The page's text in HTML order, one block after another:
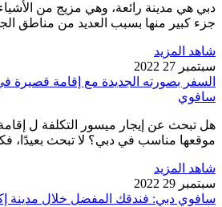
دبي هي مدينة رائعة، وهي مزيج من
جزء كبير منها بسبب العديد من مناطق
شاهد المزيد
سبتمبر 27 2022
السفر بصورته الجديدة مع إقامة قصيرة
سافوي
هل تبحث عن إيجار ميسور التكلفة ل
موقعها مناسب في دبي؟ لا تبحث بعيدًا،
شاهد المزيد
سبتمبر 29 2022
سافوي دبي: فندقك المفضل خلال مدينة إكسبو